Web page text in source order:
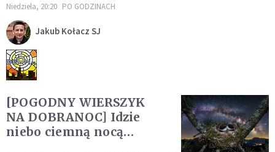
Niedziela, 20:20 PO GODZINACH
Jakub Kołacz SJ
[POGODNY WIERSZYK
NA DOBRANOC] Idzie
niebo ciemną nocą…